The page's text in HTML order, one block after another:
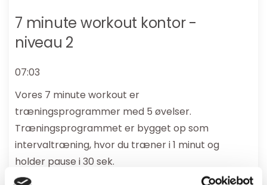
7 minute workout kontor -
niveau 2
07:03
Vores 7 minute workout er
træningsprogrammer med 5 øvelser.
Træningsprogrammet er bygget op som
intervaltræning, hvor du træner i 1 minut og
holder pause i 30 sek.